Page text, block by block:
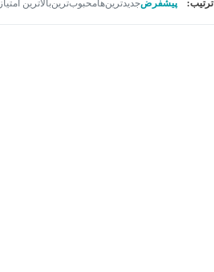
ترتیب: پیشفرضجدیدترین‌هامحبوب‌ترینبالاترین امتیاز